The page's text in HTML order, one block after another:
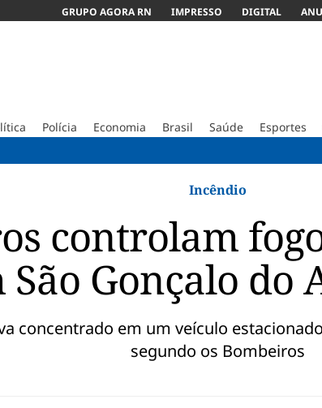
GRUPO AGORA RN IMPRESSO DIGITAL
Polícia Economia Brasil Saúde Esportes
Incêndio
controlam
São Gonçalo do
concentrado em um veículo
segundo os Bombeiros